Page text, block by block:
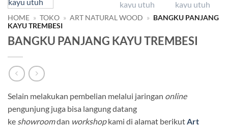
HOME » TOKO » ART NATURAL WOOD » BANGKU PANJANG
KAYU TREMBESI
BANGKU PANJANG KAYU TREMBESI
Selain melakukan pembelian melalui jaringan online
pengunjung juga bisa langung datang
ke showroomdan workshopkami di alamat berikutArt